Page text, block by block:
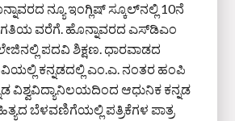
ನ್ಯೂ ಇಂಗ್ಲಿಷ್ ಸ್ಕೂಲ್‌ನಲ್ಲಿ 10ನೆ
ವರೆಗೆ. ಹೊನ್ನಾವರದ ಎಸ್‌ಡಿಎಂ
ಪದವಿ ಶಿಕ್ಷಣ. ಧಾರವಾಡದ
ಕನ್ನಡದಲ್ಲಿ ಎಂ.ಎ. ನಂತರ ಹಂಪಿ
ವಿಶ್ವವಿದ್ಯಾನಿಲಯದಿಂದ ಆಧುನಿಕ ಕನ್ನಡ
ಬೆಳವಣಿಗೆಯಲ್ಲಿ ಪತ್ರಿಕೆಗಳ ಪಾತ್ರ